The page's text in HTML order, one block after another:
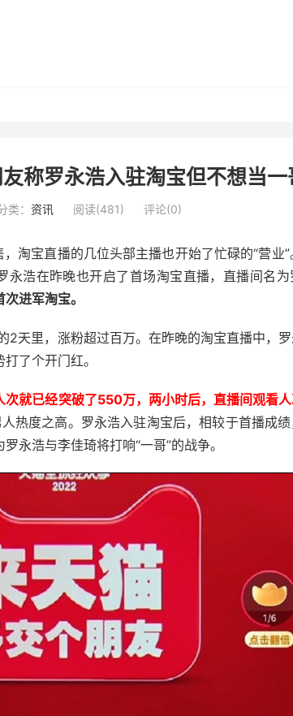
称罗永浩入驻淘宝但不想当一
类： 资讯 阅读(481) 评论(0)
淘宝直播的几位头部主播也开始了忙碌的“营业
永浩在昨晚也开启了首场淘宝直播，直播间名
进军淘宝。
2天里，涨粉超过百万。在昨晚的淘宝直播中，
了个开门红。
次就已经突破了550万，两小时后，直播间观看
热度之高。罗永浩入驻淘宝后，相较于首播成
永浩与李佳琦将打响“一哥”的战争。